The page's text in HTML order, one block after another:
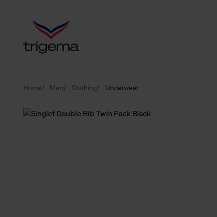
Home Men Clothing Underwear